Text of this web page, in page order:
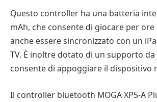
Questo controller ha una batteria
mAh, che consente di giocare per ore
anche essere sincronizzato con un
TV. È inoltre dotato di un supporto
consente di appoggiare il dispositivo
Il controller bluetooth MOGA XP5-A